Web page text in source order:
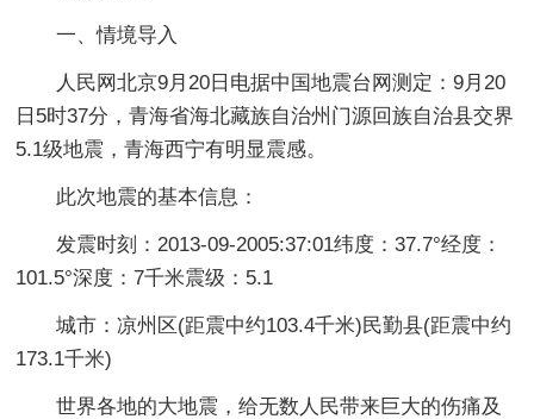
一、情境导入
人民网北京9月20日电据中国地震台网测定：9月20
日5时37分，青海省海北藏族自治州门源回族自治县交界
5.1级地震，青海西宁有明显震感。
此次地震的基本信息：
发震时刻：2013-09-2005:37:01纬度：37.7°经度：
101.5°深度：7千米震级：5.1
城市：凉州区(距震中约103.4千米)民勤县(距震中约
173.1千米)
世界各地的大地震，给无数人民带来巨大的伤痛及